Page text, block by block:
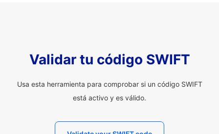
Validar tu código SWIFT
Usa esta herramienta para comprobar si un código SWIFT
está activo y es válido.